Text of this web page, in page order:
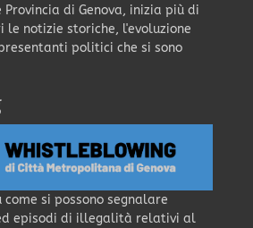
di Genova, inizia più di
le notizie storiche, l'evoluzione
politici che si sono
come si possono segnalare
episodi di illegalità relativi al